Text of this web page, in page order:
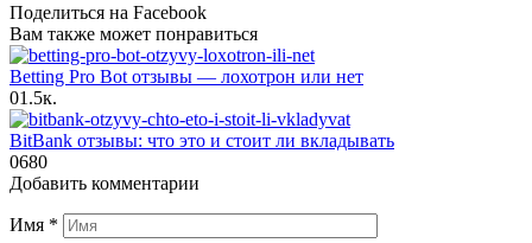
Поделиться на Facebook
Вам также может понравиться
Betting Pro Bot отзывы — лохотрон или нет
01.5к.
BitBank отзывы: что это и стоит ли вкладывать
0680
Добавить комментарии
Имя *